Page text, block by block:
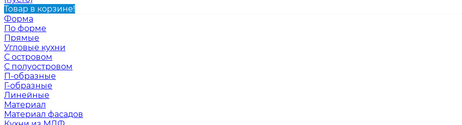
Товар в корзине!
Форма
По форме
Прямые
Угловые кухни
С островом
С полуостровом
П-образные
Г-образные
Линейные
Материал
Материал фасадов